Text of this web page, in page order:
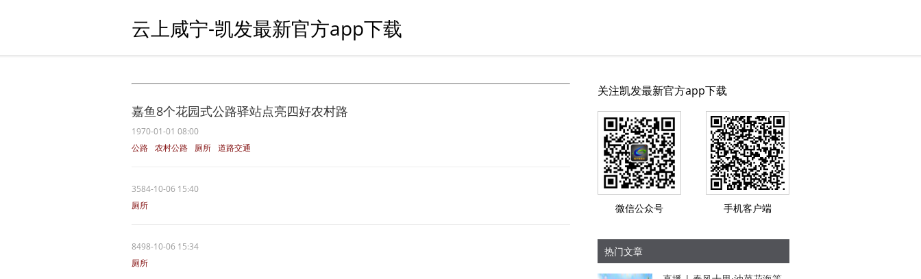
云上咸宁-凯发最新官方app下载
嘉鱼8个花园式公路驿站点亮四好农村路
1970-01-01 08:00
公路 农村公路 厕所 道路交通
3584-10-06 15:40
厕所
8498-10-06 15:34
厕所
关注凯发最新官方app下载
微信公众号 手机客户端
热门文章